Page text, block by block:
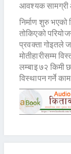
आवश्यक सामग्री
निर्माण शुरु भएको
तोकिएको
प्रवक्ता गोइतले
मोतीहारीसम्म
लम्बाइ ७२ किमी
विस्थापन गर्ने